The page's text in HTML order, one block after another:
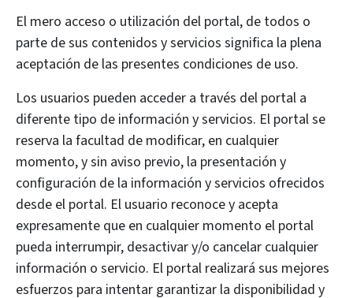
El mero acceso o utilización del portal, de todos o
parte de sus contenidos y servicios significa la plena
aceptación de las presentes condiciones de uso.
Los usuarios pueden acceder a través del portal a
diferente tipo de información y servicios. El portal se
reserva la facultad de modificar, en cualquier
momento, y sin aviso previo, la presentación y
configuración de la información y servicios ofrecidos
desde el portal. El usuario reconoce y acepta
expresamente que en cualquier momento el portal
pueda interrumpir, desactivar y/o cancelar cualquier
información o servicio. El portal realizará sus mejores
esfuerzos para intentar garantizar la disponibilidad y